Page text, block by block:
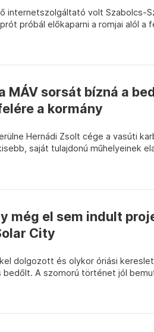
internetszolgáltató volt Szabolcs-
próbál előkaparni a romjai alól a
MÁV sorsát bízná a
a kormány
Hernádi Zsolt cége a vasúti
saját tulajdonú műhelyeinek
még el sem indult
City
dolgozott és olykor óriási kereslet
A szomorú történet jól